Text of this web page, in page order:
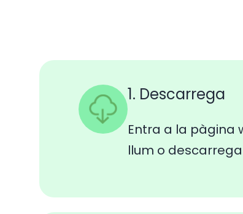
1. Descarrega
Entra a la pàgina
llum o